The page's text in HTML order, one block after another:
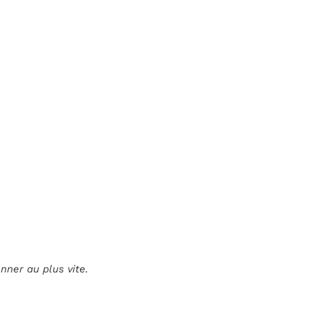
au plus vite.